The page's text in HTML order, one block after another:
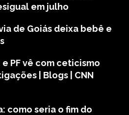
em julho
de Goiás deixa bebê e
PF vê com ceticismo
| Blogs | CNN
como seria o fim do